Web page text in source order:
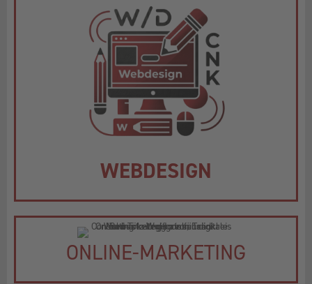
WEBDESIGN
ONLINE-MARKETING